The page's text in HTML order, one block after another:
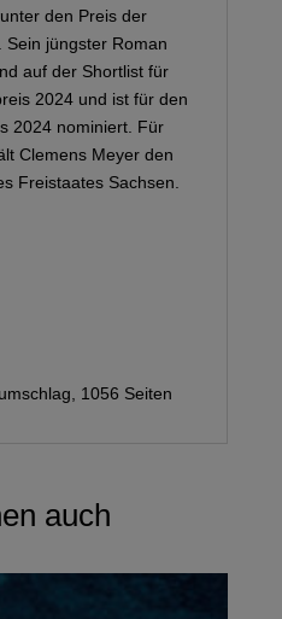
den Preis der
jüngster Roman
auf der Shortlist für
2024 und ist für den
2024 nominiert. Für
Clemens Meyer den
Freistaates Sachsen.
1056 Seiten
auch